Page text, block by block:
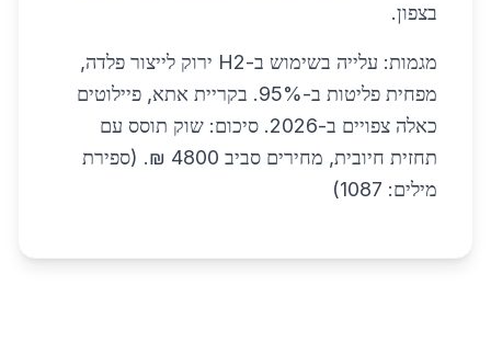
בצפון.
מגמות: עלייה בשימוש ב-H2 ירוק לייצור פלדה,
מפחית פליטות ב-95%. בקריית אתא, פיילוטים
כאלה צפויים ב-2026. סיכום: שוק תוסס עם
תחזית חיובית, מחירים סביב 4800 ₪. (ספירת
מילים: 1087)